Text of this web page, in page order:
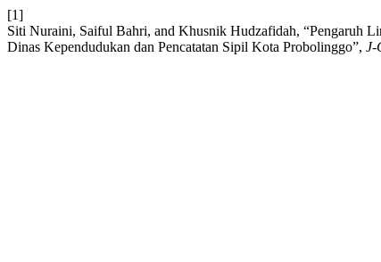
[1]
Siti Nuraini, Saiful Bahri, and Khusnik Hudzafidah, “Pengaruh
Dinas Kependudukan dan Pencatatan Sipil Kota Probolinggo”, J-